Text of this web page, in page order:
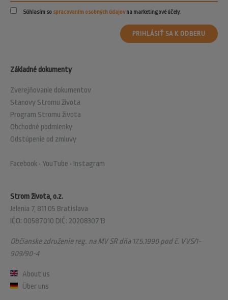
Strom života, o.z.
Jelenia 7, 811 05 Bratislava
IČO: 00587010 DIČ: 2020830713
Občianske združenie reg. na MV SR dňa 17.5.1990 pod č. VVS/1-
909/90-4
About us
Über uns
Základné dokumenty
Zverejňovanie dokumentov
Stanovy Stromu života
Program Stromu života
Obchodné podmienky
Odstúpenie od zmluvy
Facebook • YouTube • Instagram
Súhlasím so spracovaním osobných údajovna marketingové účely.
PRIHLÁSIŤ SA K ODBERU